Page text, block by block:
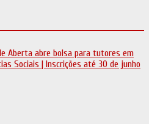
Aberta abre bolsa para tutores em
Sociais | Inscrições até 30 de junho